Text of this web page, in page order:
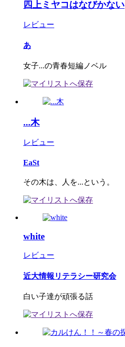
四上ミヤコはなびかない
レビュー
あ
女子...の青春短編ノベル
...木
レビュー
EaSt
その木は、人を...という。
white
レビュー
近大情報リテラシー研究会
白い子達が頑張る話